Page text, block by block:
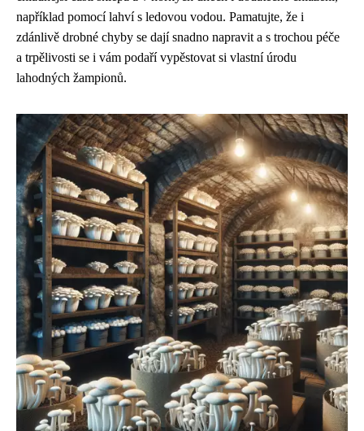
například pomocí lahví s ledovou vodou. Pamatujte, že i
zdánlivě drobné chyby se dají snadno napravit a s trochou péče
a trpělivosti se i vám podaří vypěstovat si vlastní úrodu
lahodných žampionů.